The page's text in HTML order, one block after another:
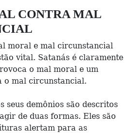
CONTRA MAL
moral e mal circunstancial
vital. Satanás é claramente
o mal moral e um
o mal circunstancial.
seus demônios são descritos
de duas formas. Eles são
alertam para as